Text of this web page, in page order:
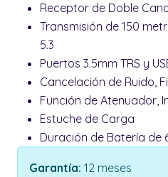
Receptor de Doble
Transmisión de 150
5.3
Puertos 3.5mm TRS y
Cancelación de Ruido,
Función de Atenuador,
Estuche de Carga
Duración de Batería de
Garantía: 12 meses